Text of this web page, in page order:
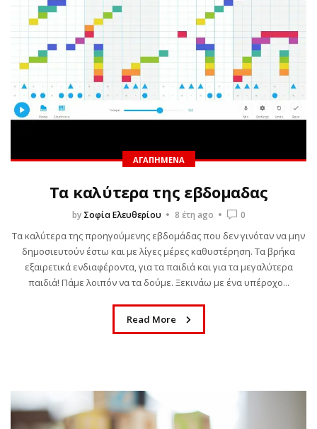
ΑΓΑΠΗΜΈΝΑ
Τα καλύτερα της εβδομαδας
by Σοφία Ελευθερίου 8 έτη ago 0
Τα καλύτερα της προηγούμενης εβδομάδας που δεν γινόταν να μην
δημοσιευτούν έστω και με λίγες μέρες καθυστέρηση. Τα βρήκα
εξαιρετικά ενδιαφέροντα, για τα παιδιά και για τα μεγαλύτερα
παιδιά! Πάμε λοιπόν να τα δούμε. Ξεκινάω με ένα υπέροχο...
Read More
ΒΙΒΛΊΟ